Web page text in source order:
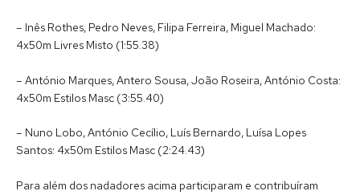
– Inês Rothes, Pedro Neves, Filipa Ferreira, Miguel Machado:
4x50m Livres Misto (1:55.38)
– António Marques, Antero Sousa, João Roseira, António Costa:
4x50m Estilos Masc (3:55.40)
– Nuno Lobo, António Cecílio, Luís Bernardo, Luísa Lopes
Santos: 4x50m Estilos Masc (2:24.43)
Para além dos nadadores acima participaram e contribuíram